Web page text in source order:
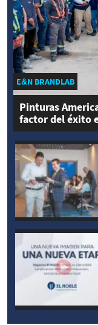
E&N BRANDLAB
Pinturas
factor del éxito